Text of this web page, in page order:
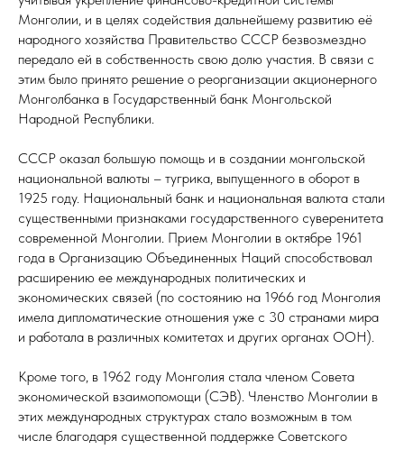
Монголии, и в целях содействия дальнейшему развитию её
народного хозяйства Правительство СССР безвозмездно
передало ей в собственность свою долю участия. В связи с
этим было принято решение о реорганизации акционерного
Монголбанка в Государственный банк Монгольской
Народной Республики.
СССР оказал большую помощь и в создании монгольской
национальной валюты – тугрика, выпущенного в оборот в
1925 году. Национальный банк и национальная валюта стали
существенными признаками государственного суверенитета
современной Монголии. Прием Монголии в октябре 1961
года в Организацию Объединенных Наций способствовал
расширению ее международных политических и
экономических связей (по состоянию на 1966 год Монголия
имела дипломатические отношения уже с 30 странами мира
и работала в различных комитетах и других органах ООН).
Кроме того, в 1962 году Монголия стала членом Совета
экономической взаимопомощи (СЭВ). Членство Монголии в
этих международных структурах стало возможным в том
числе благодаря существенной поддержке Советского